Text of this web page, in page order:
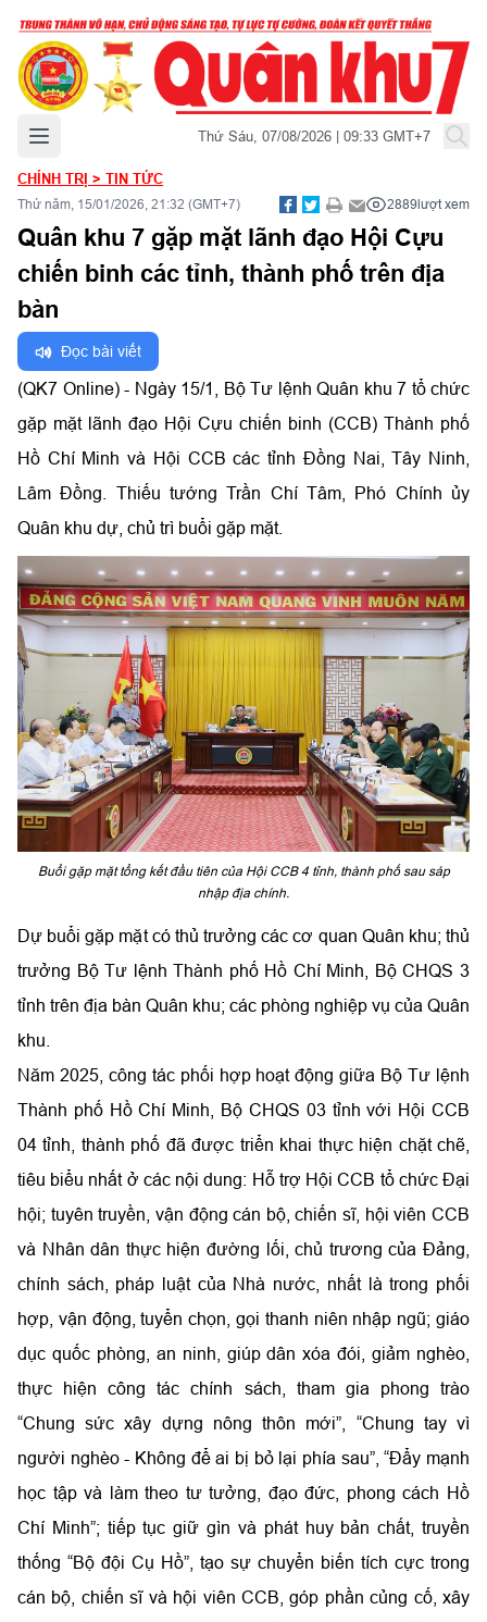
Mở menu chính Thứ Sáu, 07/08/2026 | 09:33 GMT+7
CHÍNH TRỊ > TIN TỨC
Thứ năm, 15/01/2026, 21:32 (GMT+7) 2889lượt xem
Quân khu 7 gặp mặt lãnh đạo Hội Cựu
chiến binh các tỉnh, thành phố trên địa
bàn
Đọc bài viết
(QK7 Online) - Ngày 15/1, Bộ Tư lệnh Quân khu 7 tổ chức
gặp mặt lãnh đạo Hội Cựu chiến binh (CCB) Thành phố
Hồ Chí Minh và Hội CCB các tỉnh Đồng Nai, Tây Ninh,
Lâm Đồng. Thiếu tướng Trần Chí Tâm, Phó Chính ủy
Quân khu dự, chủ trì buổi gặp mặt.
Buổi gặp mặt tổng kết đầu tiên của Hội CCB 4 tỉnh, thành phố sau sáp
nhập địa chính.
Dự buổi gặp mặt có thủ trưởng các cơ quan Quân khu; thủ
trưởng Bộ Tư lệnh Thành phố Hồ Chí Minh, Bộ CHQS 3
tỉnh trên địa bàn Quân khu; các phòng nghiệp vụ của Quân
khu.
Năm 2025, công tác phối hợp hoạt động giữa Bộ Tư lệnh
Thành phố Hồ Chí Minh, Bộ CHQS 03 tỉnh với Hội CCB
04 tỉnh, thành phố đã được triển khai thực hiện chặt chẽ,
tiêu biểu nhất ở các nội dung: Hỗ trợ Hội CCB tổ chức Đại
hội; tuyên truyền, vận động cán bộ, chiến sĩ, hội viên CCB
và Nhân dân thực hiện đường lối, chủ trương của Đảng,
chính sách, pháp luật của Nhà nước, nhất là trong phối
hợp, vận động, tuyển chọn, gọi thanh niên nhập ngũ; giáo
dục quốc phòng, an ninh, giúp dân xóa đói, giảm nghèo,
thực hiện công tác chính sách, tham gia phong trào
“Chung sức xây dựng nông thôn mới”, “Chung tay vì
người nghèo - Không để ai bị bỏ lại phía sau”, “Đẩy mạnh
học tập và làm theo tư tưởng, đạo đức, phong cách Hồ
Chí Minh”; tiếp tục giữ gìn và phát huy bản chất, truyền
thống “Bộ đội Cụ Hồ”, tạo sự chuyển biến tích cực trong
cán bộ, chiến sĩ và hội viên CCB, góp phần củng cố, xây